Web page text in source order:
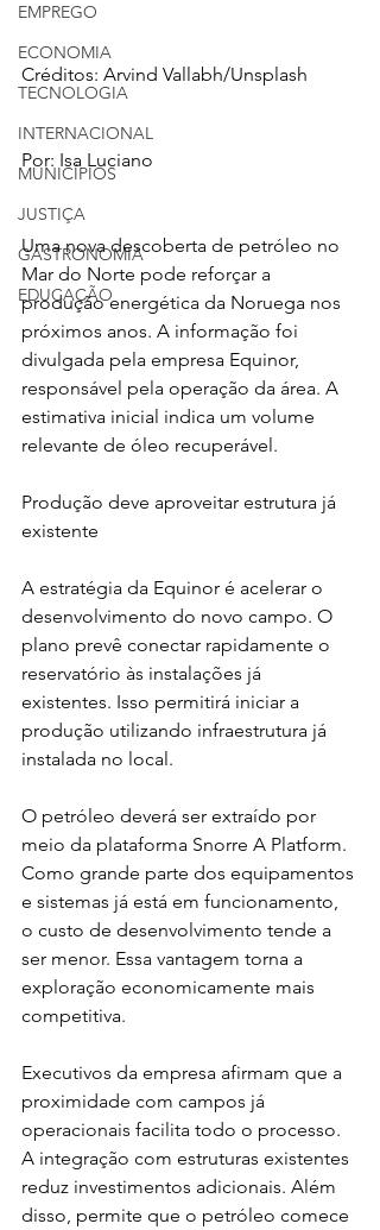
EMPREGO
ECONOMIA
TECNOLOGIA
INTERNACIONAL
MUNICÍPIOS
JUSTIÇA
GASTRONOMIA
EDUCAÇÃO
Créditos: Arvind Vallabh/Unsplash
Por: Isa Luciano
Uma nova descoberta de petróleo no
Mar do Norte pode reforçar a
produção energética da Noruega nos
próximos anos. A informação foi
divulgada pela empresa Equinor,
responsável pela operação da área. A
estimativa inicial indica um volume
relevante de óleo recuperável.
Produção deve aproveitar estrutura já
existente
A estratégia da Equinor é acelerar o
desenvolvimento do novo campo. O
plano prevê conectar rapidamente o
reservatório às instalações já
existentes. Isso permitirá iniciar a
produção utilizando infraestrutura já
instalada no local.
O petróleo deverá ser extraído por
meio da plataforma Snorre A Platform.
Como grande parte dos equipamentos
e sistemas já está em funcionamento,
o custo de desenvolvimento tende a
ser menor. Essa vantagem torna a
exploração economicamente mais
competitiva.
Executivos da empresa afirmam que a
proximidade com campos já
operacionais facilita todo o processo.
A integração com estruturas existentes
reduz investimentos adicionais. Além
disso, permite que o petróleo comece